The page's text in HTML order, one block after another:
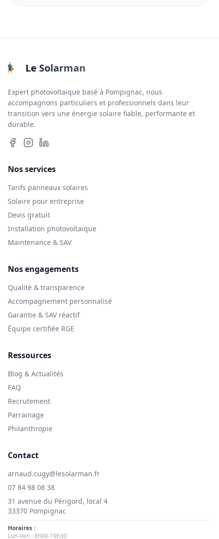
Le Solarman
Expert photovoltaïque basé à Pompignac, nous
accompagnons particuliers et professionnels dans leur
transition vers une énergie solaire fiable, performante et
durable.
Nos services
Tarifs panneaux solaires
Solaire pour entreprise
Devis gratuit
Installation photovoltaïque
Maintenance & SAV
Nos engagements
Qualité & transparence
Accompagnement personnalisé
Garantie & SAV réactif
Équipe certifiée RGE
Ressources
Blog & Actualités
FAQ
Recrutement
Parrainage
Philanthropie
Contact
arnaud.cugy@lesolarman.fr
07 84 98 08 38
31 avenue du Périgord, local 4
33370 Pompignac
Horaires :
Lun-Ven : 8h00-19h30